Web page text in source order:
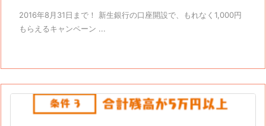
2016年8月31日まで！ 新生銀行の口座開設で、もれなく1,000円
もらえるキャンペーン ...